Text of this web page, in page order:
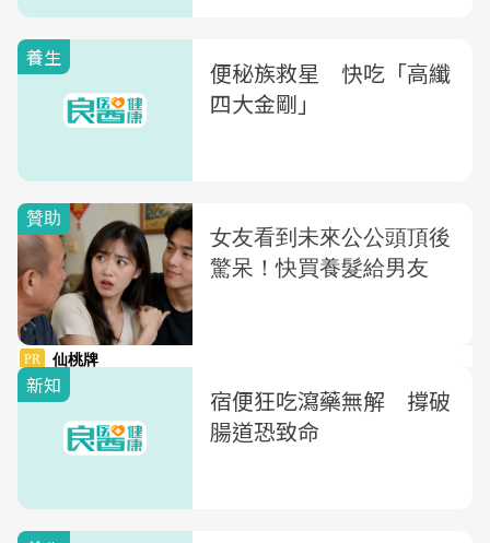
養生
便秘族救星 快吃「高纖
四大金剛」
新知
宿便狂吃瀉藥無解 撐破
腸道恐致命